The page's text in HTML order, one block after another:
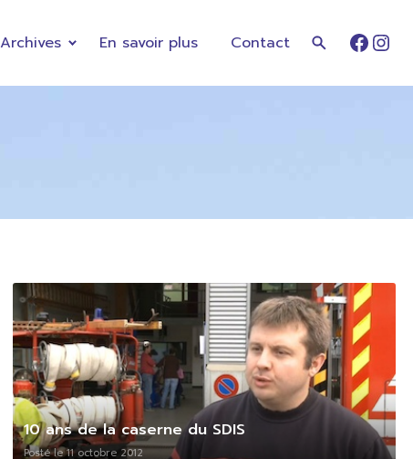
Archives En savoir plus Contact
10 ans de la caserne du SDIS
Posté le 11 octobre 2012